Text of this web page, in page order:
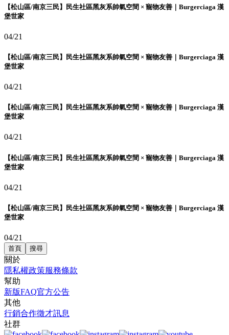
【松山區/南京三民】民生社區黑灰系帥氣空間 × 寵物友善｜Burgerciaga 漢
堡世家
04/21
【松山區/南京三民】民生社區黑灰系帥氣空間 × 寵物友善｜Burgerciaga 漢
堡世家
04/21
【松山區/南京三民】民生社區黑灰系帥氣空間 × 寵物友善｜Burgerciaga 漢
堡世家
04/21
【松山區/南京三民】民生社區黑灰系帥氣空間 × 寵物友善｜Burgerciaga 漢
堡世家
04/21
【松山區/南京三民】民生社區黑灰系帥氣空間 × 寵物友善｜Burgerciaga 漢
堡世家
04/21
首頁 搜尋
關於
隱私權政策服務條款
幫助
新版FAQ官方公告
其他
行銷合作徵才訊息
社群